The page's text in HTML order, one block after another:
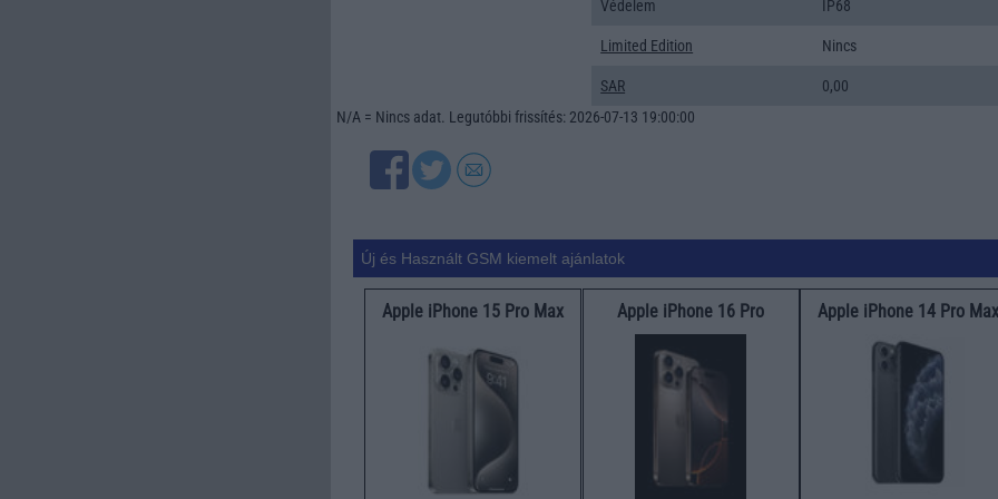
Védelem IP68
Limited Edition Nincs
SAR
0,00
N/A = Nincs adat. Legutóbbi frissítés: 2026-07-13 19:00:00
Új és Használt GSM kiemelt ajánlatok
Apple iPhone 15 Pro Max Apple iPhone 16 Pro Apple iPhone 14 Pro